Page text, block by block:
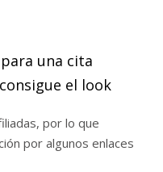
una cita
el look
por lo que
por algunos enlaces